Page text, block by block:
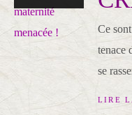
Ce
tenace
se
LIRE